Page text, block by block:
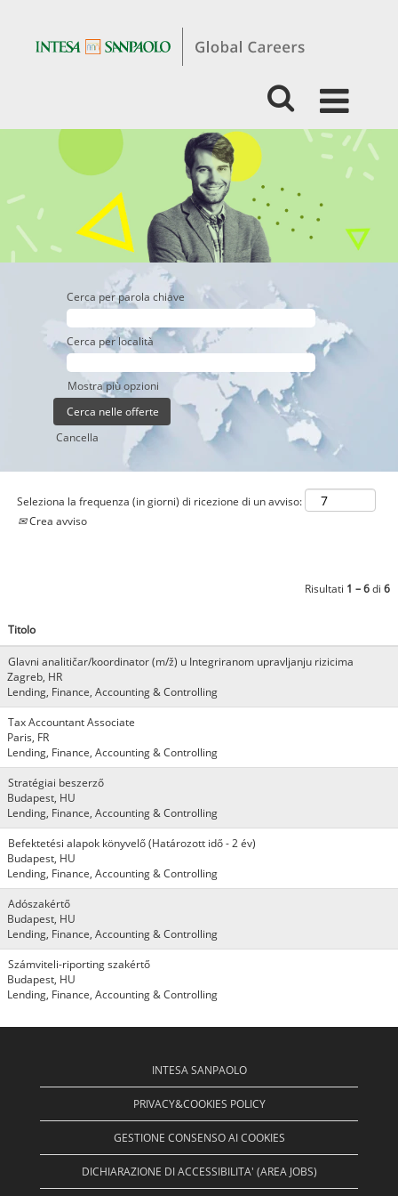
Experienced
Accounting
Controlling
Cerca per parola chiave
Cerca per località
Mostra più opzioni
Cancella
Seleziona la frequenza (in giorni) di ricezione di un avviso:
Crea avviso
Risultati 1 – 6di 6
Titolo
Glavni analitičar/koordinator (m/ž) u Integriranom upravljanju rizicima
Zagreb, HR
Lending, Finance, Accounting & Controlling
Tax Accountant Associate
Paris, FR
Lending, Finance, Accounting & Controlling
Stratégiai beszerző
Budapest, HU
Lending, Finance, Accounting & Controlling
Befektetési alapok könyvelő (Határozott idő - 2 év)
Budapest, HU
Lending, Finance, Accounting & Controlling
Adószakértő
Budapest, HU
Lending, Finance, Accounting & Controlling
Számviteli-riporting szakértő
Budapest, HU
Lending, Finance, Accounting & Controlling
INTESA SANPAOLO
PRIVACY&COOKIES POLICY
GESTIONE CONSENSO AI COOKIES
DICHIARAZIONE DI ACCESSIBILITA' (AREA JOBS)